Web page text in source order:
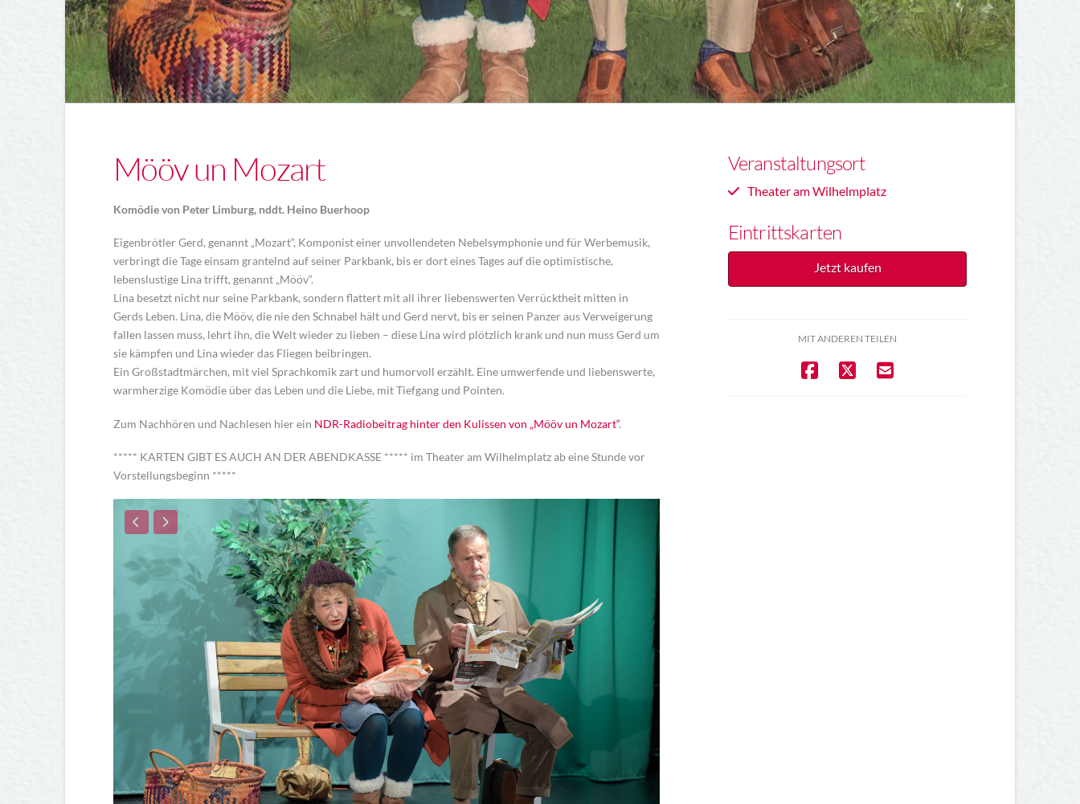
Mööv un Mozart
Komödie von Peter Limburg, nddt. Heino Buerhoop
Eigenbrötler Gerd, genannt „Mozart“, Komponist einer unvollendeten Nebelsymphonie und für Werbemusik,
verbringt die Tage einsam grantelnd auf seiner Parkbank, bis er dort eines Tages auf die optimistische,
lebenslustige Lina trifft, genannt „Mööv“.
Lina besetzt nicht nur seine Parkbank, sondern flattert mit all ihrer liebenswerten Verrücktheit mitten in
Gerds Leben. Lina, die Mööv, die nie den Schnabel hält und Gerd nervt, bis er seinen Panzer aus Verweigerung
fallen lassen muss, lehrt ihn, die Welt wieder zu lieben – diese Lina wird plötzlich krank und nun muss Gerd um
sie kämpfen und Lina wieder das Fliegen beibringen.
Ein Großstadtmärchen, mit viel Sprachkomik zart und humorvoll erzählt. Eine umwerfende und liebenswerte,
warmherzige Komödie über das Leben und die Liebe, mit Tiefgang und Pointen.
Zum Nachhören und Nachlesen hier ein NDR-Radiobeitrag hinter den Kulissen von „Mööv un Mozart“.
***** KARTEN GIBT ES AUCH AN DER ABENDKASSE ***** im Theater am Wilhelmplatz ab eine Stunde vor
Vorstellungsbeginn *****
Veranstaltungsort
Theater am Wilhelmplatz
Eintrittskarten
Jetzt kaufen
MIT ANDEREN TEILEN